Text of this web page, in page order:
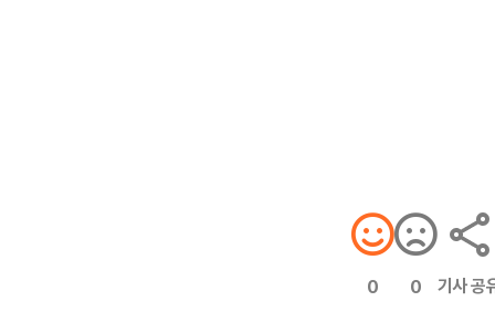
0 0 기사 공